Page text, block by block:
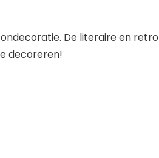
De literaire en
decoreren!